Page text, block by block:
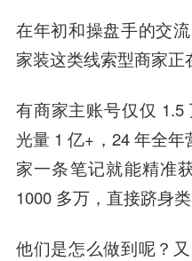
在年初和操盘手的交
家装这类线索型商家正
有商家主账号仅仅
光量 1 亿+，24 年全
家一条笔记就能精准
1000 多万，直接跻身
他们是怎么做到呢？